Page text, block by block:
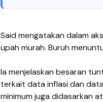
Said mengatakan dalam
upah murah. Buruh
Ia menjelaskan besaran
terkait data inflasi dan
minimum juga didasarkan